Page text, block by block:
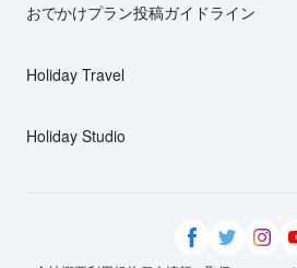
おでかけプラン投稿ガイドライン
Holiday Travel
Holiday Studio